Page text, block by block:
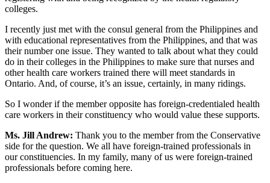
colleges.
I recently just met with the consul general from the Philippines and
with educational representatives from the Philippines, and that was
their number one issue. They wanted to talk about what they could
do in their colleges in the Philippines to make sure that nurses and
other health care workers trained there will meet standards in
Ontario. And, of course, it’s an issue, certainly, in many ridings.
So I wonder if the member opposite has foreign-credentialed health
care workers in their constituency who would value these supports.
Ms. Jill Andrew: Thank you to the member from the Conservative
side for the question. We all have foreign-trained professionals in
our constituencies. In my family, many of us were foreign-trained
professionals before coming here.